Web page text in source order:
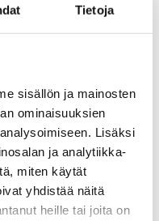
Tietoja
sisällön ja mainosten
ominaisuuksien
Lisäksi
ja analytiikka-
miten käytät
yhdistää näitä
heille tai joita on
15 op
kurssin tiedot
sivuiltamme.
so the information is